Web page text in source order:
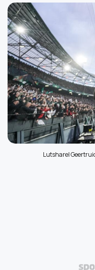
Lutsharel